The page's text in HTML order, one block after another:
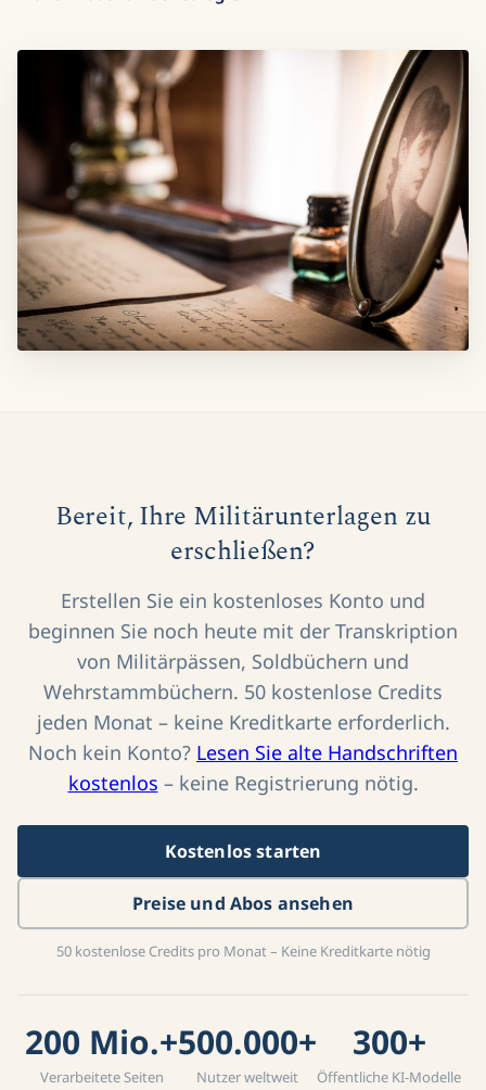
Bereit, Ihre Militärunterlagen zu
erschließen?
Erstellen Sie ein kostenloses Konto und
beginnen Sie noch heute mit der Transkription
von Militärpässen, Soldbüchern und
Wehrstammbüchern. 50 kostenlose Credits
jeden Monat – keine Kreditkarte erforderlich.
Noch kein Konto? Lesen Sie alte Handschriften
kostenlos – keine Registrierung nötig.
Kostenlos starten
Preise und Abos ansehen
50 kostenlose Credits pro Monat – Keine Kreditkarte nötig
200 Mio.+
Verarbeitete Seiten
500.000+
Nutzer weltweit
300+
Öffentliche KI-Modelle